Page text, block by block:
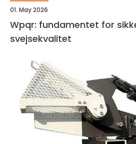
01. May 2026
Wpqr: fundamentet for
svejsekvalitet